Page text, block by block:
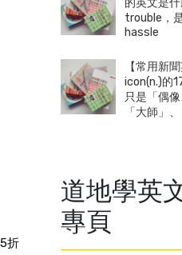
折
的英文是
trouble，
hassle
【常用新
icon(n.)的
只是「偶
「大師」
道地學英
專頁